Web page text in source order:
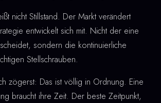
nicht Stillstand. Der Markt verändert
entwickelt sich mit. Nicht der eine
sondern die kontinuierliche
Stellschrauben.
zögerst: Das ist völlig in Ordnung. Eine
braucht ihre Zeit. Der beste Zeitpunkt,